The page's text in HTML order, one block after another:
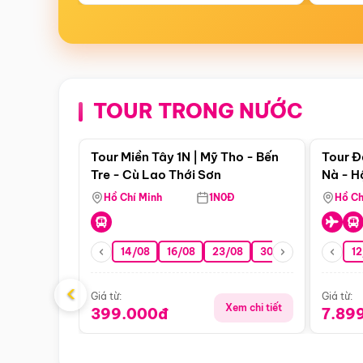
TOUR TRONG NƯỚC
Điểm nổi bật
Tour Miền Tây 1N | Mỹ Tho - Bến
Tre - Cù Lao Thới Sơn
Hồ Chí Minh 1N0Đ
14/08 16/08 23/08 30/08 06/09
Giá từ:
399.000đ Xem chi tiết
Tour
Nà -
Nha
Hồ
Giá từ:
‹